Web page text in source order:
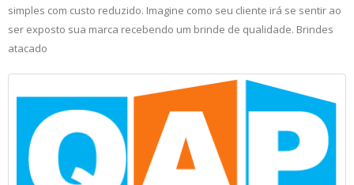
simples com custo reduzido. Imagine como seu cliente irá se sentir ao
ser exposto sua marca recebendo um brinde de qualidade. Brindes
atacado